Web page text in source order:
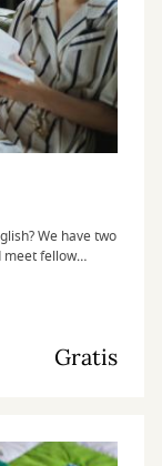
We have two
meet fellow
Gratis